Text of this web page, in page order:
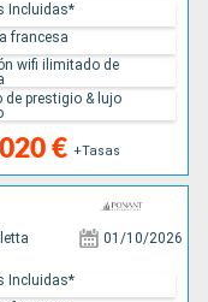
€ +Tasas
Incluidas*
francesa
wifi ilimitado de
de prestigio & lujo
01/10/2026
Incluidas*